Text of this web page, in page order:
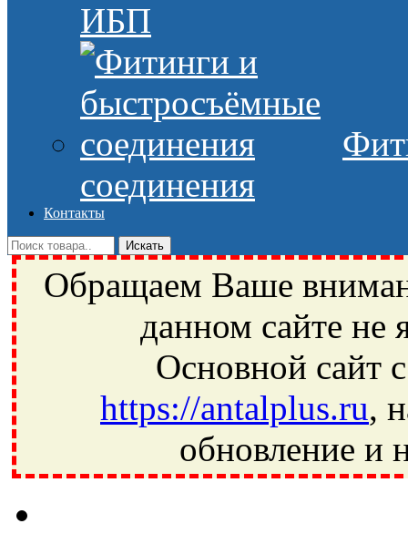
ИБП
соединения
Контакты
Обращаем Ваше
данном сайте не
Основной сайт
https://antalplus.ru,
обновление и
Ивантеевка, подшипники, пневматика, метизы, техника,